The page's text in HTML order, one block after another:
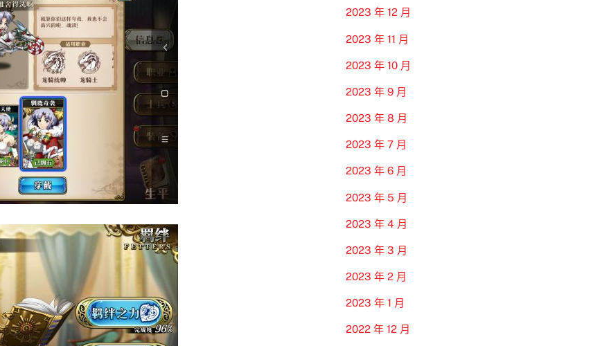
2023 年 12 月
2023 年 11 月
2023 年 10 月
2023 年 9 月
2023 年 8 月
2023 年 7 月
2023 年 6 月
2023 年 5 月
2023 年 4 月
2023 年 3 月
2023 年 2 月
2023 年 1 月
2022 年 12 月